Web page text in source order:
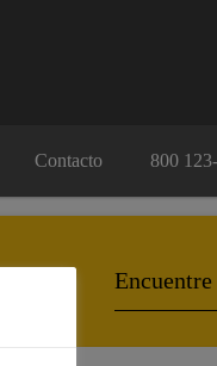
Contacto 800